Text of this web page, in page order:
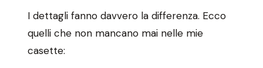
I dettagli fanno davvero la differenza. Ecco
quelli che non mancano mai nelle mie
casette: